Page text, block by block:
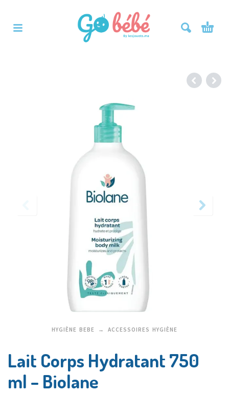
HYGIÈNE BEBE ACCESSOIRES HYGIÈNE
Lait Corps Hydratant 750
ml – Biolane